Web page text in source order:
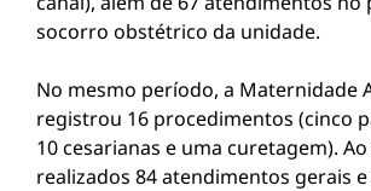
socorro obstétrico da unidade.
No mesmo período, a Maternidade
registrou 16 procedimentos (cinco
10 cesarianas e uma curetagem).
realizados 84 atendimentos gerais e